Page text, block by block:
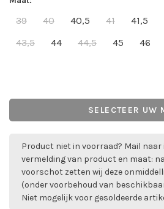
39 40 40,5 41 41,5
43,5
44 44,5 45 46
SELECTEER UW
Product niet in voorraad? Mail naar
vermelding van product en maat:
voorschot zetten wij deze
(onder voorbehoud van
Niet mogelijk voor gesoldeerde